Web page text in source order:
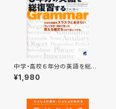
中学・高校６年分の英語を総復
習する CD BOOK
¥1,980